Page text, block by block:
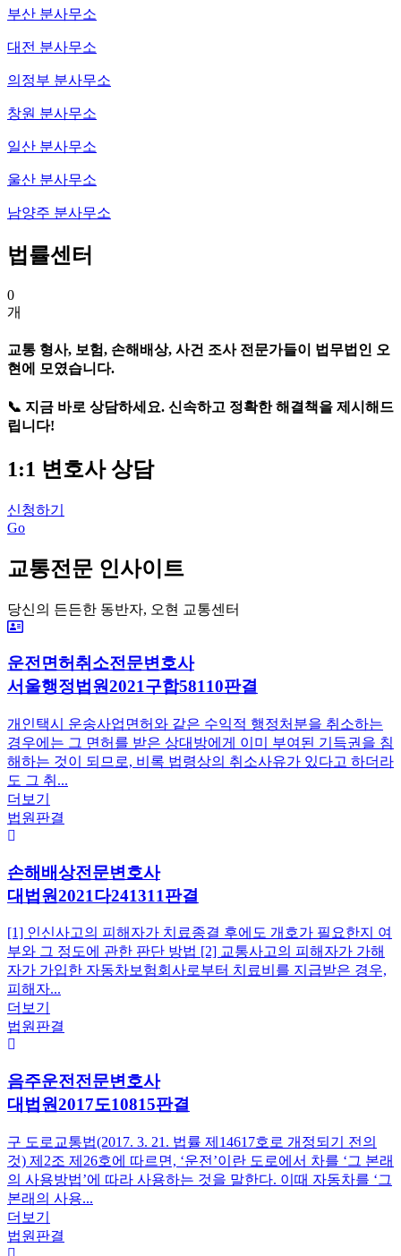
부산 분사무소
대전 분사무소
의정부 분사무소
창원 분사무소
일산 분사무소
울산 분사무소
남양주 분사무소
법률센터
0
개
교통 형사, 보험, 손해배상, 사건 조사 전문가들이 법무법인 오
현에 모였습니다.
📞 지금 바로 상담하세요. 신속하고 정확한 해결책을 제시해드
립니다!
1:1 변호사 상담
신청하기
Go
교통전문 인사이트
당신의 든든한 동반자, 오현 교통센터
운전면허취소전문변호사
서울행정법원2021구합58110판결
개인택시 운송사업면허와 같은 수익적 행정처분을 취소하는
경우에는 그 면허를 받은 상대방에게 이미 부여된 기득권을 침
해하는 것이 되므로, 비록 법령상의 취소사유가 있다고 하더라
도 그 취...
더보기
법원판결
손해배상전문변호사
대법원2021다241311판결
[1] 인신사고의 피해자가 치료종결 후에도 개호가 필요한지 여
부와 그 정도에 관한 판단 방법 [2] 교통사고의 피해자가 가해
자가 가입한 자동차보험회사로부터 치료비를 지급받은 경우,
피해자...
더보기
법원판결
음주운전전문변호사
대법원2017도10815판결
구 도로교통법(2017. 3. 21. 법률 제14617호로 개정되기 전의
것) 제2조 제26호에 따르면, ‘운전’이란 도로에서 차를 ‘그 본래
의 사용방법’에 따라 사용하는 것을 말한다. 이때 자동차를 ‘그
본래의 사용...
더보기
법원판결